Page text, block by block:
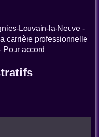
Louvain-la-Neuve -
carrière professionnelle
Pour accord